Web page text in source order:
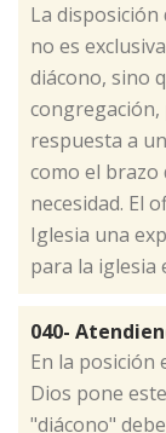
​La disposición
no es
diácono, sino
congregación,
respuesta a
como el
necesidad. El
Iglesia una
para la iglesia
040-
​En la posición
Dios pone
"diácono"